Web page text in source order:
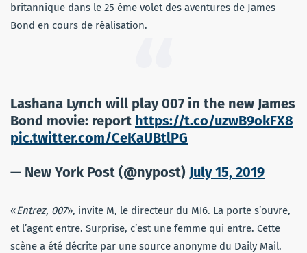
britannique dans le 25 ème volet des aventures de James
Bond en cours de réalisation.
Lashana Lynch will play 007 in the new James
Bond movie: report https://t.co/uzwB9okFX8
pic.twitter.com/CeKaUBtlPG
— New York Post (@nypost) July 15, 2019
«Entrez, 007», invite M, le directeur du MI6. La porte s’ouvre,
et l’agent entre. Surprise, c’est une femme qui entre. Cette
scène a été décrite par une source anonyme du Daily Mail.